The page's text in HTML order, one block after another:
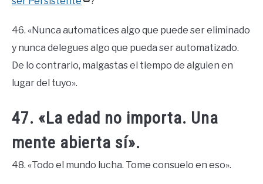
46. «Nunca automatices algo que puede ser eliminado
y nunca delegues algo que pueda ser automatizado.
De lo contrario, malgastas el tiempo de alguien en
lugar del tuyo».
47. «La edad no importa. Una
mente abierta sí».
48. «Todo el mundo lucha. Tome consuelo en eso».